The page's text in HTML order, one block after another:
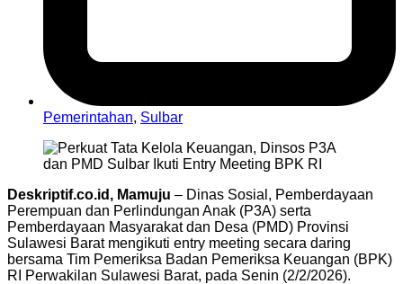
Pemerintahan, Sulbar
Deskriptif.co.id, Mamuju – Dinas Sosial, Pemberdayaan
Perempuan dan Perlindungan Anak (P3A) serta
Pemberdayaan Masyarakat dan Desa (PMD) Provinsi
Sulawesi Barat mengikuti entry meeting secara daring
bersama Tim Pemeriksa Badan Pemeriksa Keuangan (BPK)
RI Perwakilan Sulawesi Barat, pada Senin (2/2/2026).